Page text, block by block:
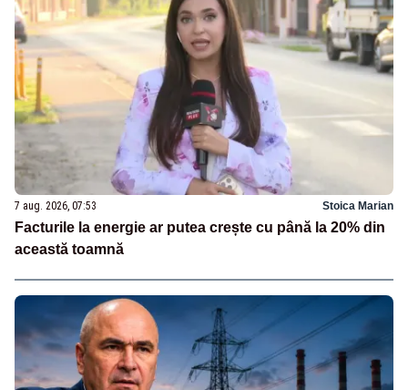
7 aug. 2026, 07:53 Stoica Marian
Facturile la energie ar putea crește cu până la 20% din
această toamnă